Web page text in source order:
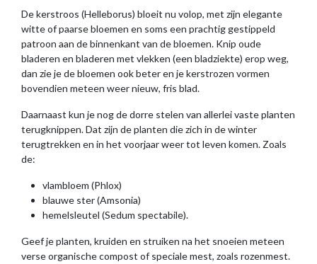
De kerstroos (Helleborus) bloeit nu volop, met zijn elegante
witte of paarse bloemen en soms een prachtig gestippeld
patroon aan de binnenkant van de bloemen. Knip oude
bladeren en bladeren met vlekken (een bladziekte) erop weg,
dan zie je de bloemen ook beter en je kerstrozen vormen
bovendien meteen weer nieuw, fris blad.
Daarnaast kun je nog de dorre stelen van allerlei vaste planten
terugknippen. Dat zijn de planten die zich in de winter
terugtrekken en in het voorjaar weer tot leven komen. Zoals
de:
vlambloem (Phlox)
blauwe ster (Amsonia)
hemelsleutel (Sedum spectabile).
Geef je planten, kruiden en struiken na het snoeien meteen
verse organische compost of speciale mest, zoals rozenmest.